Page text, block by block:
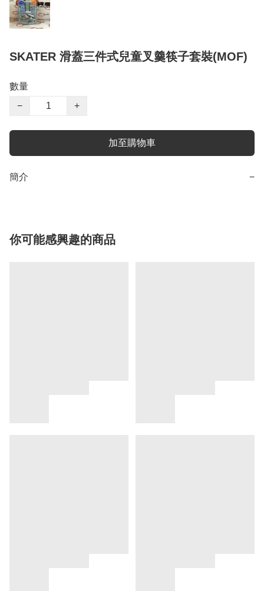
SKATER 滑蓋三件式兒童叉羹筷子套裝(MOF)
數量
−
+
加至購物車
簡介 −
你可能感興趣的商品